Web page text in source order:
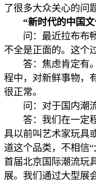
了很多大众关心的问
“新时代的中国文
问：最近拉布布畅
不全是正面的。这个
答：焦虑肯定有。
程中，对新鲜事物，
很正常。
问：对于国内潮流
答：我们在一定程
具以前叫艺术家玩具
道这个品类，不相信
首届北京国际潮流玩
展。我们通过大型展